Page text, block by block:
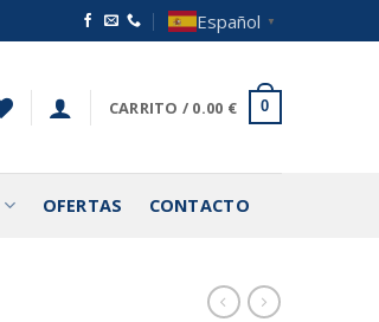
Español ▼
CARRITO / 0.00 € 0
OFERTAS CONTACTO